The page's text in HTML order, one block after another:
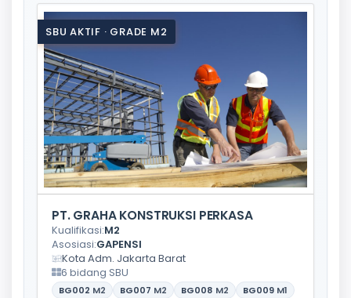
SBU AKTIF · GRADE M2
PT. GRAHA KONSTRUKSI PERKASA
Kualifikasi:M2
Asosiasi:GAPENSI
Kota Adm. Jakarta Barat
6 bidang SBU
BG002 M2 BG007 M2 BG008 M2 BG009 M1